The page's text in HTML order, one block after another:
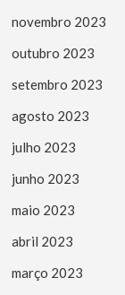
novembro 2023
outubro 2023
setembro 2023
agosto 2023
julho 2023
junho 2023
maio 2023
abril 2023
março 2023